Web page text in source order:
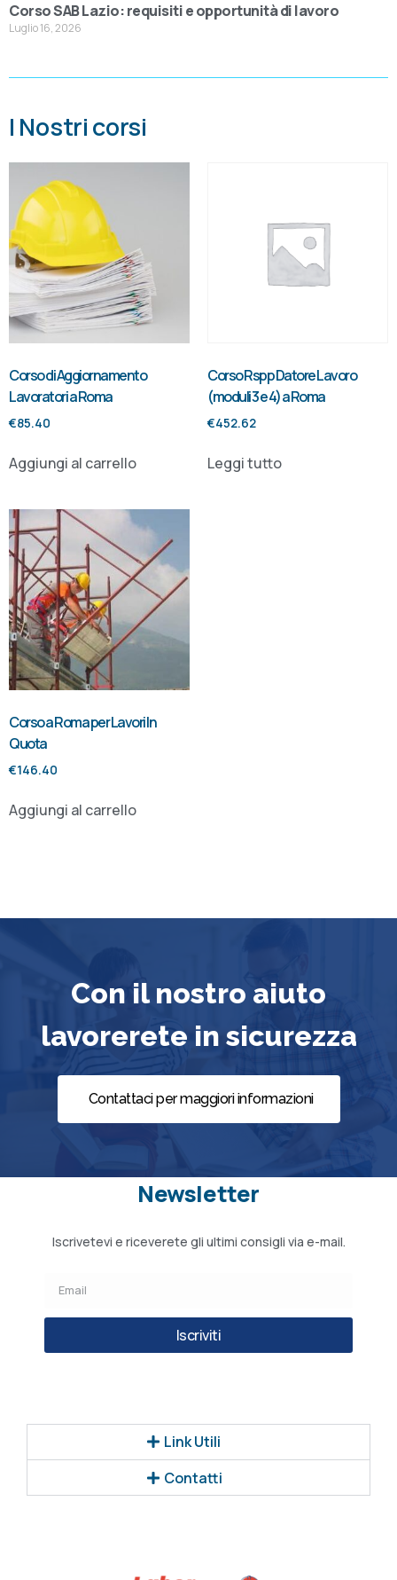
Corso SAB Lazio: requisiti e opportunità di lavoro
Luglio 16, 2026
I Nostri corsi
Corso di Aggiornamento
Lavoratori a Roma
€85.40
Aggiungi al carrello
Corso Rspp Datore Lavoro
(moduli 3 e 4) a Roma
€452.62
Leggi tutto
Corso a Roma per Lavori In
Quota
€146.40
Aggiungi al carrello
Con il nostro aiuto
lavorerete in sicurezza
Contattaci per maggiori informazioni
Newsletter
Iscrivetevi e riceverete gli ultimi consigli via e-mail.
Iscriviti
Link Utili
Contatti